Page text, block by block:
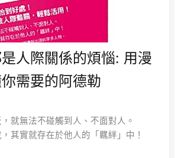
人際關係的煩惱: 用漫
需要的阿德勒
無法不碰觸到人、不面對人。
實就存在於他人的「羈絆」中！